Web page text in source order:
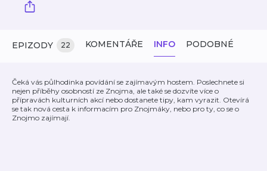
EPIZODY 22 KOMENTÁŘE INFO PODOBNÉ
Čeká vás půlhodinka povídání se zajímavým hostem. Poslechnete si
nejen příběhy osobností ze Znojma, ale také se dozvíte více o
přípravách kulturních akcí nebo dostanete tipy, kam vyrazit. Otevírá
se tak nová cesta k informacím pro Znojmáky, nebo pro ty, co se o
Znojmo zajímají.